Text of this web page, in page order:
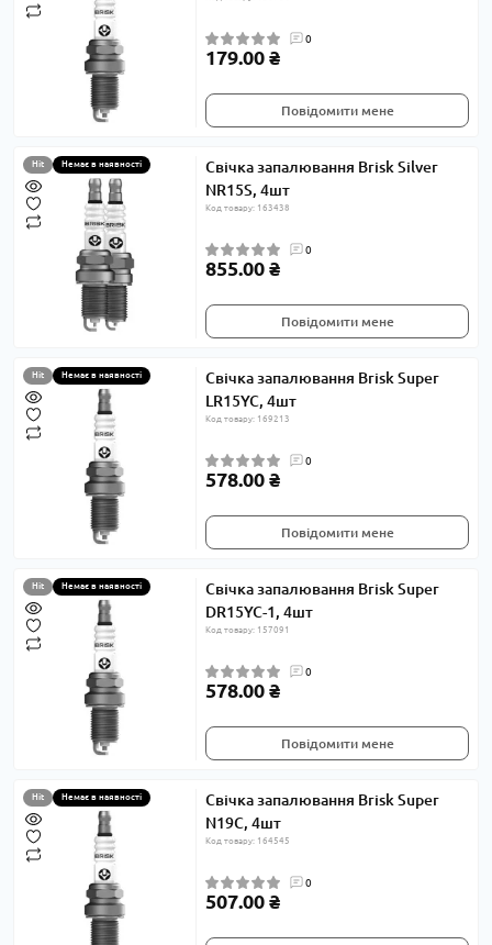
0
179.00 ₴
Повідомити мене
Hit Немає в наявності
Свічка запалювання Brisk Silver
NR15S, 4шт
Код товару: 163438
0
855.00 ₴
Повідомити мене
Hit Немає в наявності
Свічка запалювання Brisk Super
LR15YC, 4шт
Код товару: 169213
0
578.00 ₴
Повідомити мене
Hit Немає в наявності
Свічка запалювання Brisk Super
DR15YC-1, 4шт
Код товару: 157091
0
578.00 ₴
Повідомити мене
Hit Немає в наявності
Свічка запалювання Brisk Super
N19C, 4шт
Код товару: 164545
0
507.00 ₴